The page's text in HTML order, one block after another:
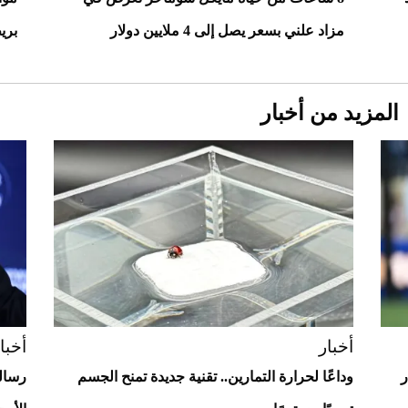
Aston Martin Valiant: على هوى الأبطال
مزاد علني بسعر يصل إلى 4 ملايين دولار
المزيد من أخبار
أخبار
وداعًا لحرارة التمارين.. تقنية جديدة تمنح الجسم